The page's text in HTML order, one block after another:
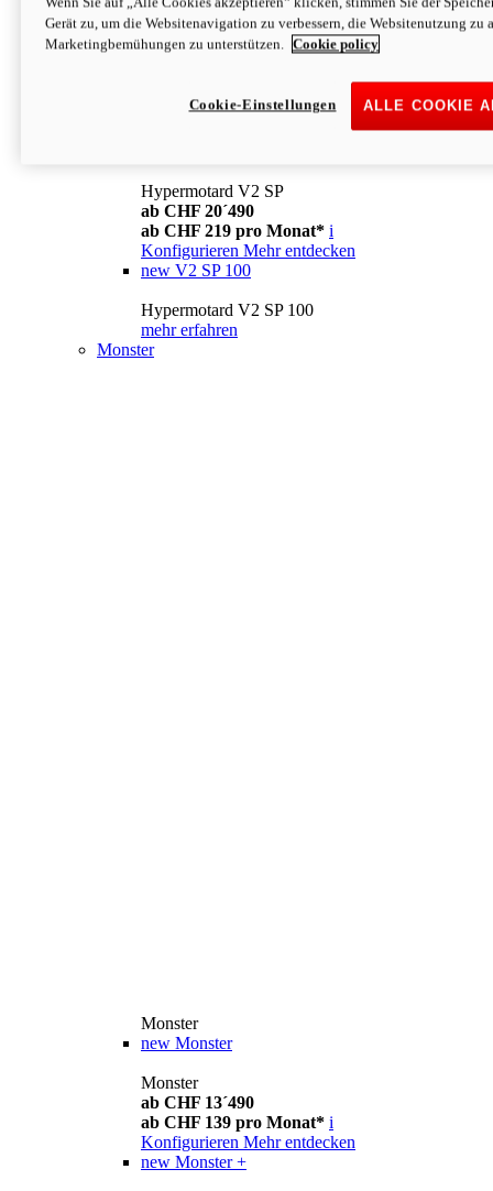
Konfigurieren Mehr entdecken
newV2
ab CHF 169 pro Monat* i
Mehr entdecken
Hypermotard V2 SP
ab CHF 20´490
ab CHF 219 pro Monat* i
Konfigurieren Mehr entdecken
new V2 SP 100
Hypermotard V2 SP 100
mehr erfahren
Monster
Monster
new Monster
Monster
ab CHF 13´490
ab CHF 139 pro Monat* i
Konfigurieren Mehr entdecken
new Monster +
Gerät zu, um die Websitenavigation zu verbessern, die Websitenutzung zu
Marketingbemühungen zu unterstützen.
Cookie policy
ALLE COOKIE
Cookie-Einstellungen